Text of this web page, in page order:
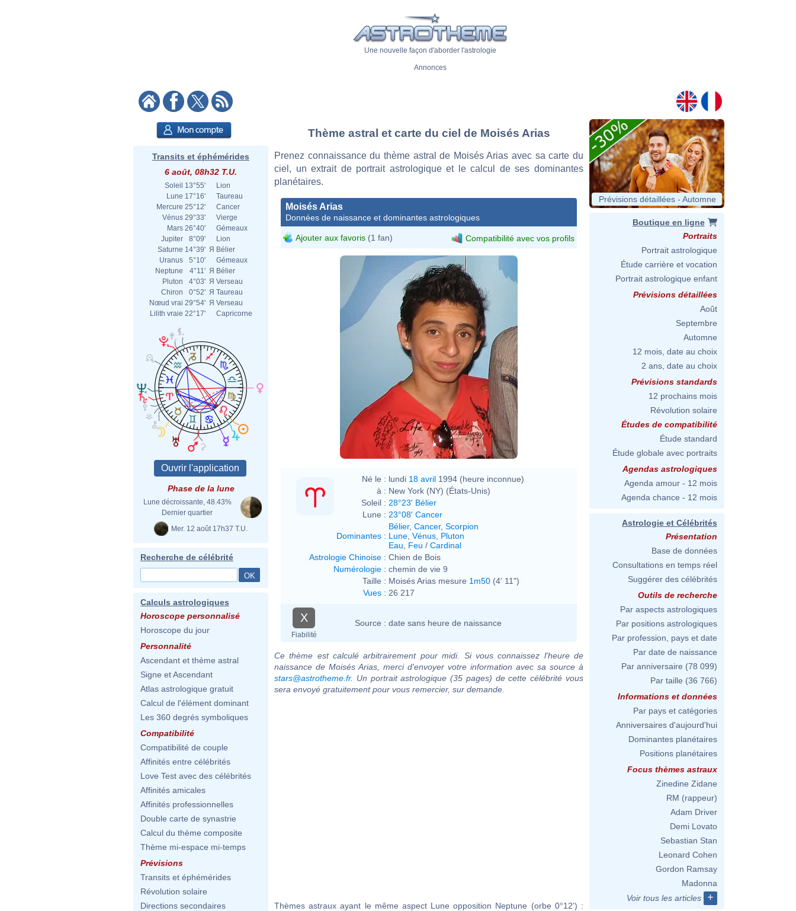
Une nouvelle façon d'aborder l'astrologie
Annonces
Transits et éphémérides
6 août, 08h32 T.U.
Soleil 13°55'
Lion
Lune 17°16'
Taureau
Mercure 25°12'
Cancer
Vénus 29°33'
Vierge
Mars 26°40'
Gémeaux
Jupiter
8°09'
Lion
Saturne 14°39' Я Bélier
Uranus
5°10'
Gémeaux
Neptune
4°11' Я Bélier
Pluton
4°03' Я Verseau
Chiron
0°52' Я Taureau
Nœud vrai 29°54' Я Verseau
Lilith vraie 22°17' Capricorne
Phase de la lune
Lune décroissante, 48.43%
Dernier quartier
Mer. 12 août 17h37 T.U.
Recherche de célébrité
Calculs astrologiques
Horoscope personnalisé
Horoscope du jour
Personnalité
Ascendant et thème astral
Signe et Ascendant
Atlas astrologique gratuit
Calcul de l'élément dominant
Les 360 degrés symboliques
Compatibilité
Compatibilité de couple
Affinités entre célébrités
Love Test avec des célébrités
Affinités amicales
Affinités professionnelles
Double carte de synastrie
Calcul du thème composite
Thème mi-espace mi-temps
Prévisions
Transits et éphémérides
Révolution solaire
Directions secondaires
Thème astral et carte du ciel de Moisés Arias
Prenez connaissance du thème astral de Moisés Arias avec sa carte du
ciel, un extrait de portrait astrologique et le calcul de ses dominantes
planétaires.
Moisés Arias
Données de naissance et dominantes astrologiques
Ajouter aux favoris (1 fan) Compatibilité avec vos profils
Né le : lundi 18 avril 1994 (heure inconnue)
à : New York (NY) (États-Unis)
Soleil : 28°23' Bélier
Lune : 23°08' Cancer
Dominantes :
Bélier, Cancer, Scorpion
Lune Vénus Pluton
Eau
Feu / Cardinal
Astrologie Chinoise : Chien de Bois
Numérologie : chemin de vie 9
Taille : Moisés Arias mesure 1m50 (4' 11")
Vues : 26 217
X
Fiabilité
Source : date sans heure de naissance
Ce thème est calculé arbitrairement pour midi. Si vous connaissez l'heure de
naissance de Moisés Arias, merci d'envoyer votre information avec sa source à
stars@astrotheme.fr. Un portrait astrologique (35 pages) de cette célébrité vous
sera envoyé gratuitement pour vous remercier, sur demande.
Thèmes astraux ayant le même aspect Lune opposition Neptune (orbe 0°12') :
Prévisions détaillées - Automne
Boutique en ligne
Portraits
Portrait astrologique
Étude carrière et vocation
Portrait astrologique enfant
Prévisions détaillées
Août
Septembre
Automne
12 mois, date au choix
2 ans, date au choix
Prévisions standards
12 prochains mois
Révolution solaire
Études de compatibilité
Étude standard
Étude globale avec portraits
Agendas astrologiques
Agenda amour - 12 mois
Agenda chance - 12 mois
Astrologie et Célébrités
Présentation
Base de données
Consultations en temps réel
Suggérer des célébrités
Outils de recherche
Par aspects astrologiques
Par positions astrologiques
Par profession, pays et date
Par date de naissance
Par anniversaire (78 099)
Par taille (36 766)
Informations et données
Par pays et catégories
Anniversaires d'aujourd'hui
Dominantes planétaires
Positions planétaires
Focus thèmes astraux
Zinedine Zidane
RM (rappeur)
Adam Driver
Demi Lovato
Sebastian Stan
Leonard Cohen
Gordon Ramsay
Madonna
Voir tous les articles
+